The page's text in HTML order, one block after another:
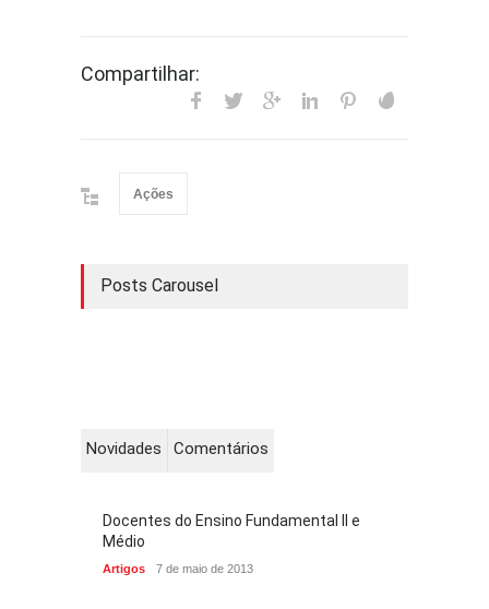
Compartilhar:
Ações
Posts Carousel
Novidades Comentários
Docentes do Ensino Fundamental II e
Médio
Artigos 7 de maio de 2013